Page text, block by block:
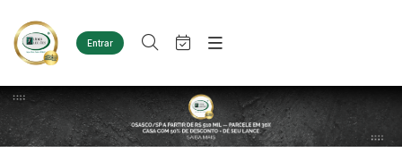
Entrar
Criar conta Entrar
Site
Agenda
Quem Somos
Busca por palavra-chave
Home
Quem Somos